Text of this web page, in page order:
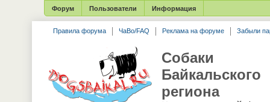
Форум Пользователи Информация
Правила форума ЧаВо/FAQ Реклама на форуме Забыли
Собаки
Байкальского
региона